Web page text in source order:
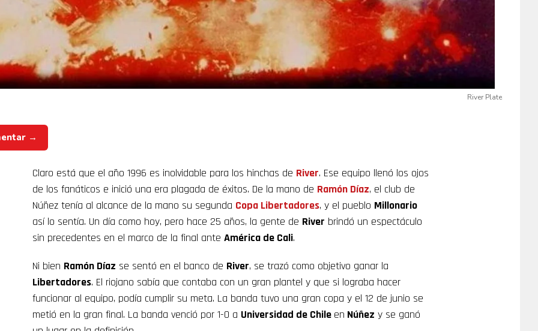
River Plate
→
Claro está que el año 1996 es inolvidable para los hinchas de River. Ese equipo llenó los ojos
de los fanáticos e inició una era plagada de éxitos. De la mano de Ramón Díaz, el club de
Núñez tenía al alcance de la mano su segunda Copa Libertadores, y el pueblo Millonario
así lo sentía. Un día como hoy, pero hace 25 años, la gente de River brindó un espectáculo
sin precedentes en el marco de la final ante América de Cali.
Ni bien Ramón Díaz se sentó en el banco de River, se trazó como objetivo ganar la
Libertadores. El riojano sabía que contaba con un gran plantel y que si lograba hacer
funcionar al equipo, podía cumplir su meta. La banda tuvo una gran copa y el 12 de junio se
metió en la gran final. La banda venció por 1-0 a Universidad de Chile en Núñez y se ganó